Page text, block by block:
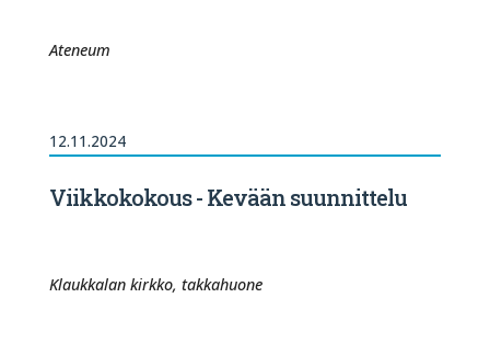
Ateneum
12.11.2024
Viikkokokous - Kevään suunnittelu
Klaukkalan kirkko, takkahuone